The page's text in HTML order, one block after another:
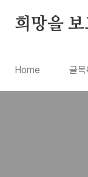
희망을 보
Home 글목